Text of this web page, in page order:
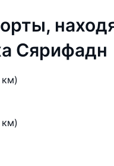
Сярифадн
км)